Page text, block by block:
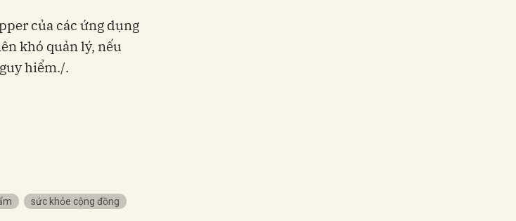
của các ứng dụng
khó quản lý, nếu
hiểm./.
sức khỏe cộng đồng